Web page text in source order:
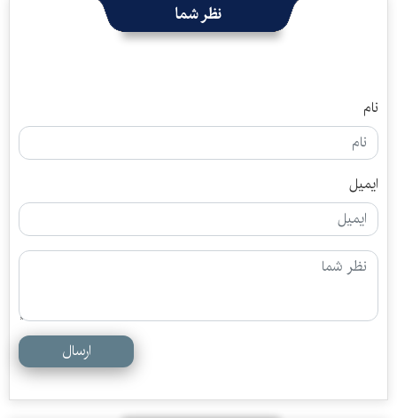
نظر شما
نام
ایمیل
ارسال